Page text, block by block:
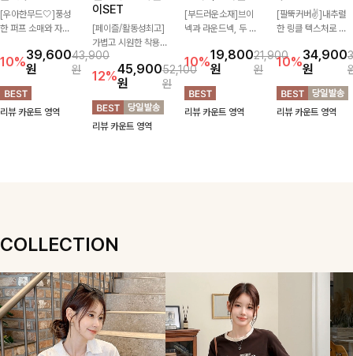
[우아한무드🤍]풍성
한 퍼프 소매와 자연
실루엣이 여성스러운
무드를 완성해주는 블
라우스 🤍 체형을 자
연스럽게 커버해주며
걸을 때마다 살랑이는
10%39,600
원
43,900
원
리뷰 카운트 영역
이SET
[페이즐/활동성최고]
가볍고 시원한 착용감
으로 여름 내내 부담
없이 즐기기 좋은 라
운드 니트 🤍 베이직
한 디자인으로 다양한
하의와 손쉽게 매치되
어 데일리하게 활용하
12%45,900
원
52,100
원
리뷰 카운트 영역
[부드러운소재]브이
넥과 라운드넥, 두 가
맞게 선택할 수 있는
활용도 높은 가디건
🤍 부드러운 착용감
과 베이직한 디자인으
로 단독은 물론 가볍
10%19,800
원
21,900
원
리뷰 카운트 영역
[팔뚝커버✌]내추럴
한 링클 텍스처로 분
블라우스🖤 브이넥
카라 디자인에 여유로
운 소매핏 더해져 여
리하면서도 시원한 무
드로 즐기기 좋아요-
10%34,900
원
리뷰 카운트 영역
COLLECTION